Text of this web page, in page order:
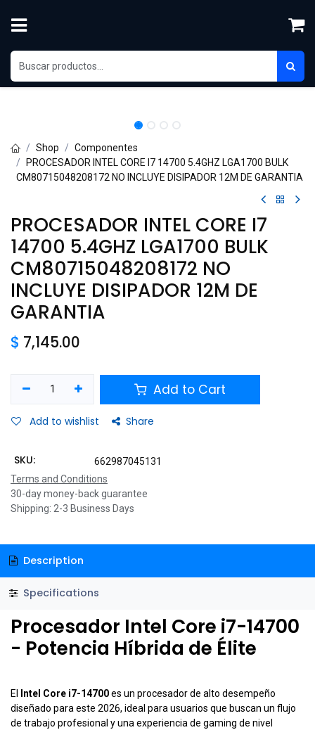
Shop
Componentes
PROCESADOR INTEL CORE I7 14700 5.4GHZ LGA1700 BULK
CM80715048208172 NO INCLUYE DISIPADOR 12M DE GARANTIA
PROCESADOR INTEL CORE I7
14700 5.4GHZ LGA1700 BULK
CM80715048208172 NO
INCLUYE DISIPADOR 12M DE
GARANTIA
$ 7,145.00
Add to Cart
Add to wishlist Share
SKU:
662987045131
Terms and Conditions
30-day money-back guarantee
Shipping: 2-3 Business Days
Description
Specifications
Procesador Intel Core i7-14700
- Potencia Híbrida de Élite
El Intel Core i7-14700es un procesador de alto desempeño
diseñado para este 2026, ideal para usuarios que buscan un flujo
de trabajo profesional y una experiencia de gaming de nivel